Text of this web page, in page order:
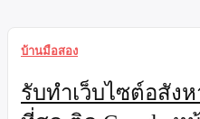
บ้านมือสอง
รับทำเว็บไซต์อสัง